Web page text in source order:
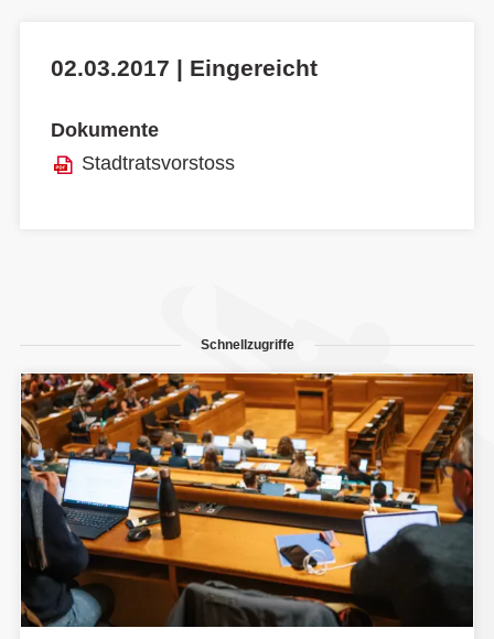
02.03.2017 | Eingereicht
Dokumente
Stadtratsvorstoss
Schnellzugriffe